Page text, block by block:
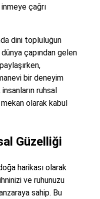
çağrı
dini topluluğun
dünya çapından gelen
bir deneyim
ruhsal
olarak kabul
Güzelliği
harikası olarak
ve ruhunuzu
sahip. Bu